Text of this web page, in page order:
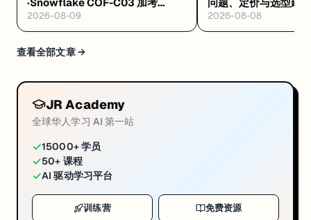
Cortex AI·AWS 十万免费 AI 席
8/4 开训
2026-08-09 2026-08-08
查看全部文章 →
JR Academy
全球华人学习 AI 第一站
✓15000+ 学员
✓50+ 课程
✓AI 驱动学习平台
训练营 免费资源